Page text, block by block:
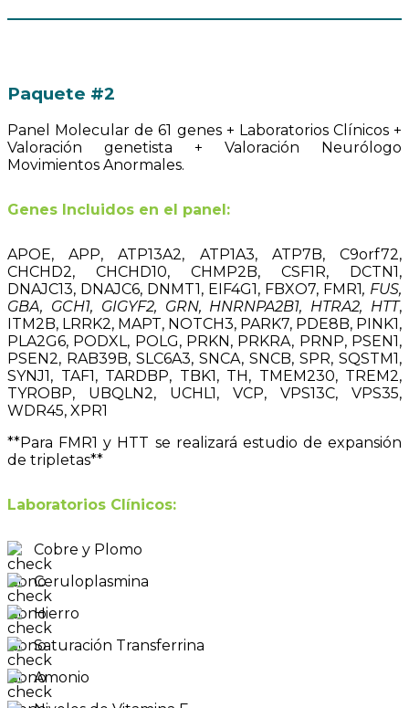
Paquete #2
Panel Molecular de 61 genes + Laboratorios Clínicos +
Valoración genetista + Valoración Neurólogo
Movimientos Anormales.
Genes Incluidos en el panel:
APOE, APP, ATP13A2, ATP1A3, ATP7B, C9orf72,
CHCHD2, CHCHD10, CHMP2B, CSF1R, DCTN1,
DNAJC13, DNAJC6, DNMT1, EIF4G1, FBXO7, FMR1, FUS,
GBA, GCH1, GIGYF2, GRN, HNRNPA2B1, HTRA2, HTT,
ITM2B, LRRK2, MAPT, NOTCH3, PARK7, PDE8B, PINK1,
PLA2G6, PODXL, POLG, PRKN, PRKRA, PRNP, PSEN1,
PSEN2, RAB39B, SLC6A3, SNCA, SNCB, SPR, SQSTM1,
SYNJ1, TAF1, TARDBP, TBK1, TH, TMEM230, TREM2,
TYROBP, UBQLN2, UCHL1, VCP, VPS13C, VPS35,
WDR45, XPR1
**Para FMR1 y HTT se realizará estudio de expansión
de tripletas**
Laboratorios Clínicos:
Cobre y Plomo
Ceruloplasmina
Hierro
Saturación Transferrina
Amonio